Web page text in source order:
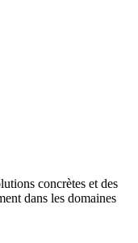
concrètes et des
dans les domaines